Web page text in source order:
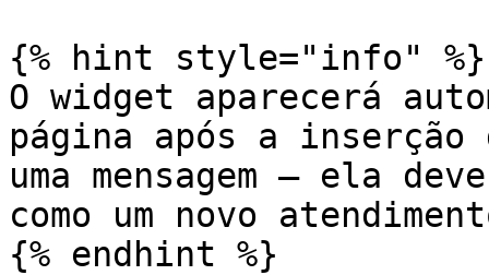
{% hint style="info" %}
O widget aparecerá
página após a
uma mensagem — ela
como um novo
{% endhint %}